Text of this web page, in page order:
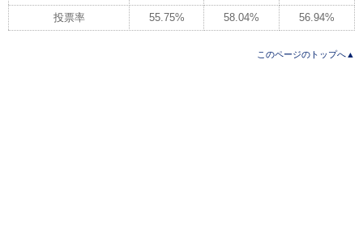
投票率 55.75% 58.04% 56.94%
このページのトップへ▲